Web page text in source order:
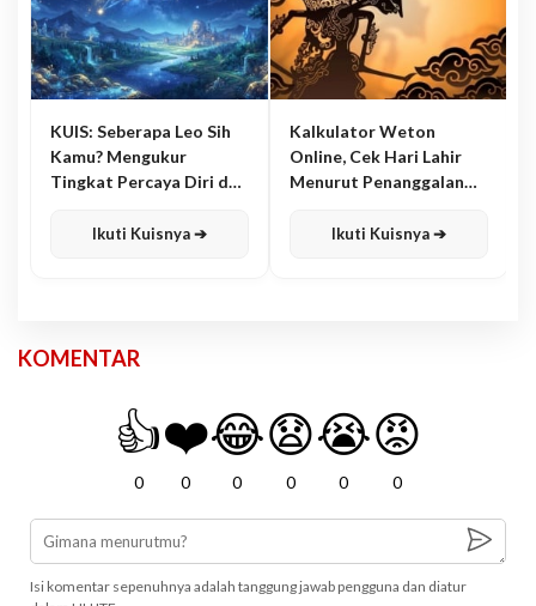
KUIS: Seberapa Leo Sih
Kamu? Mengukur
Tingkat Percaya Diri dan
Ikuti Kuisnya ➔
Kalkulator Weton
Online, Cek Hari Lahir
Menurut Penanggalan
Ikuti Kuisnya ➔
KOMENTAR
👍
0
❤️
0
😂
0
😧
0
😭
0
😡
0
Isi komentar sepenuhnya adalah tanggung jawab pengguna dan diatur